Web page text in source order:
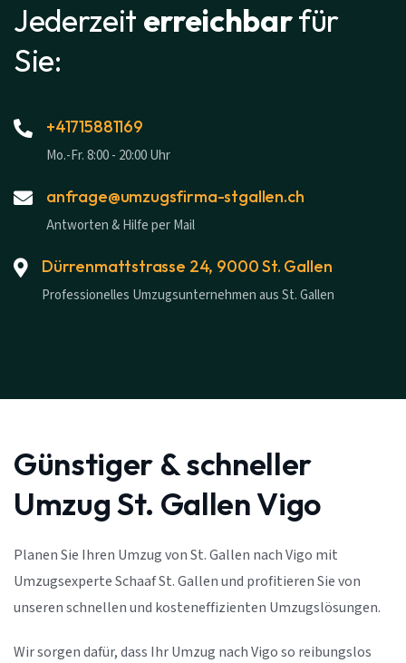
Jederzeit erreichbarfür
Sie:
+41715881169
Mo.-Fr. 8:00 - 20:00 Uhr
anfrage@umzugsfirma-stgallen.ch
Antworten & Hilfe per Mail
Dürrenmattstrasse 24, 9000 St. Gallen
Professionelles Umzugsunternehmen aus St. Gallen
Günstiger & schneller
Umzug St. Gallen Vigo
Planen Sie Ihren Umzug von St. Gallen nach Vigo mit
Umzugsexperte Schaaf St. Gallen und profitieren Sie von
unseren schnellen und kosteneffizienten Umzugslösungen.
Wir sorgen dafür, dass Ihr Umzug nach Vigo so reibungslos